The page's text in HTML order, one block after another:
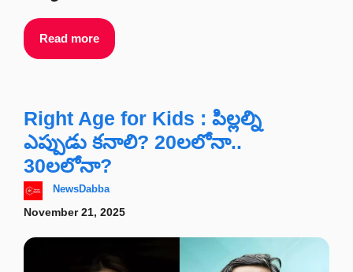
Read more
Right Age for Kids : పిల్లల్ని
ఎప్పుడు కనాలి? 20లలోనా..
30లలోనా?
NewsDabba
November 21, 2025